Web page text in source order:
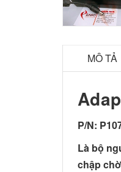
MÔ TẢ
P/N:
Là bộ
chập